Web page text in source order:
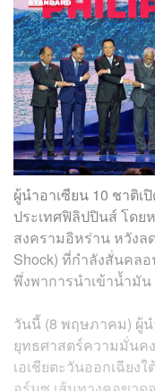
ผู้นำอาเซียน 10 ชาติ
ประเทศฟิลิปปินส์ โดย
สงครามอิหร่าน หวังล
Shock) ที่กำลังสั่นคล
พึ่งพาการนำเข้าน้ำมัน
วันนี้ (8 พฤษภาคม) ผู้
ยุทธศาสตร์ความมั่นค
เอเชียตะวันออกเฉียง